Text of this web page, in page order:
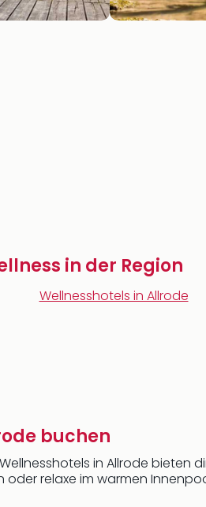
in der Region
Wellnesshotels in Allrode
buchen
in Allrode
relaxe im warmen